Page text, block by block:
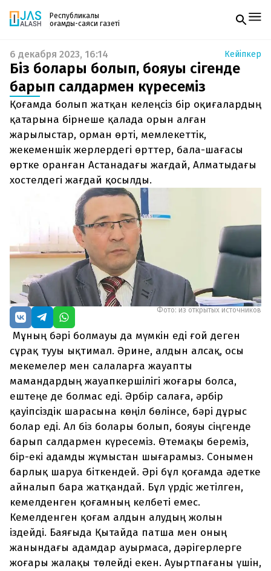
Республикалық
қоғамдық-саяси газеті
Жаңалықтар
Спорт
Live
Руханият
Аймақ
Архив
Заң және тәртіп
Редакциямен байланыс
+7 708 604 51 06
Жарнама бөлімі
+7 701 220 64 52
zhasalash100@gmail.com
Газетке жазылу
PDF форматтағы газетті ай сайын электронды
поштаңызға алып отырыңыз. Жаңа нөмір
шыққан сәтте сізге бірден жіберіледі. Тек email
енгізіңіз, біз қалғанын өзіміз жібереміз.
6 декабря 2023, 16:14 Кейіпкер
Біз болары болып, бояуы сіңгенде
барып салдармен күресеміз
Қоғамда болып жатқан келеңсіз бір оқиғалардың
қатарына бірнеше қалада орын алған
жарылыстар, орман өрті, мемлекеттік,
жекеменшік жерлердегі өрттер, бала-шағасы
өртке оранған Астанадағы жағдай, Алматыдағы
хостелдегі жағдай қосылды.
Фото: из открытых источников
Мұның бәрі болмауы да мүмкін еді ғой деген
сұрақ тууы ықтимал. Әрине, алдын алсақ, осы
мекемелер мен салаларға жауапты
мамандардың жауапкершілігі жоғары болса,
ештеңе де болмас еді. Әрбір салаға, әрбір
қауіпсіздік шарасына көңіл бөлінсе, бәрі дұрыс
болар еді. Ал біз болары болып, бояуы сіңгенде
барып салдармен күресеміз. Өтемақы береміз,
бір-екі адамды жұмыстан шығарамыз. Сонымен
барлық шаруа біткендей. Әрі бұл қоғамда әдетке
айналып бара жатқандай. Бұл үрдіс жетілген,
кемелденген қоғамның келбеті емес.
Кемелденген қоғам алдын алудың жолын
іздейді. Баяғыда Қытайда патша мен оның
жанындағы адамдар ауырмаса, дәрігерлерге
жоғары жалақы төлейді екен. Ауыртпағаны үшін,